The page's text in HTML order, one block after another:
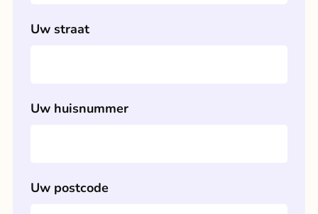
Uw straat
Uw huisnummer
Uw postcode